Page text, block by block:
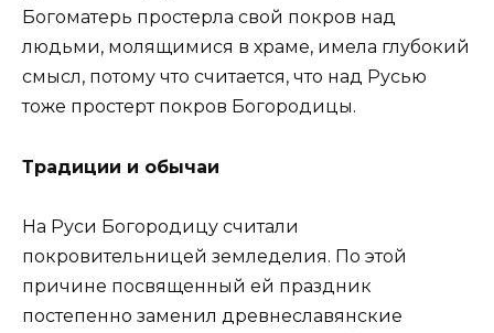
Богоматерь простерла свой покров над
людьми, молящимися в храме, имела глубокий
смысл, потому что считается, что над Русью
тоже простерт покров Богородицы.
Традиции и обычаи
На Руси Богородицу считали
покровительницей земледелия. По этой
причине посвященный ей праздник
постепенно заменил древнеславянские